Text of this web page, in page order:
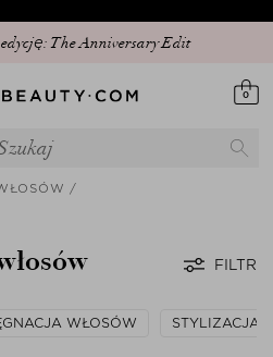
wyprzedaż beauty tego sezonu już trwa! |
ekstra – tylko w aplikacji)
0
FILTR
WŁOSÓW STYLIZACJA